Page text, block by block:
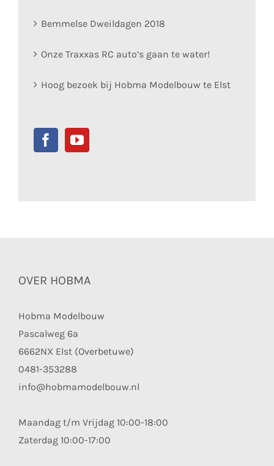
Bemmelse Dweildagen 2018
Onze Traxxas RC auto’s gaan te water!
Hoog bezoek bij Hobma Modelbouw te Elst
OVER HOBMA
Hobma Modelbouw
Pascalweg 6a
6662NX Elst (Overbetuwe)
0481-353288
info@hobmamodelbouw.nl
Maandag t/m Vrijdag 10:00-18:00
Zaterdag 10:00-17:00